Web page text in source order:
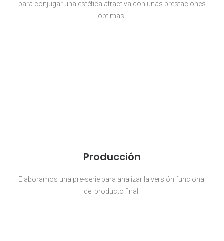
para conjugar una estética atractiva con unas prestaciones
óptimas.
Producción
Elaboramos una pre-serie para analizar la versión funcional
del producto final.